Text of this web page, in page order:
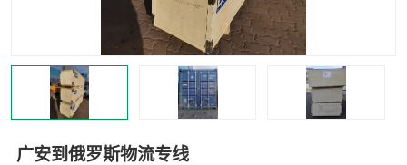
广安到俄罗斯物流专线